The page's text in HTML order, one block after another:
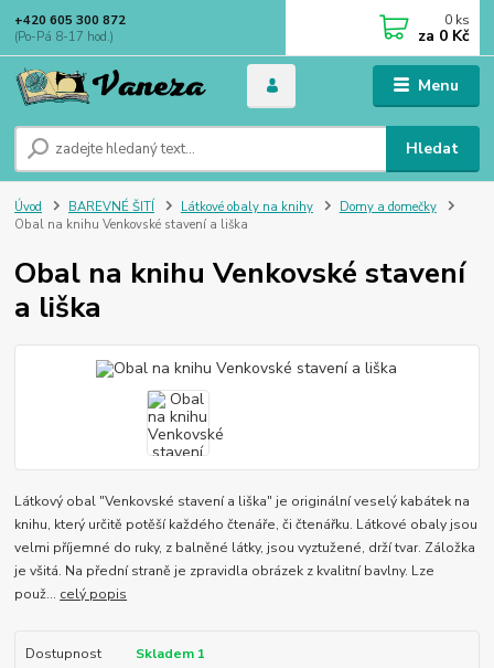
Menu
Hledat
+420 605 300 872
(Po-Pá 8-17 hod.)
0 ks
za 0 Kč
Úvod BAREVNÉ ŠITÍ Látkové obaly na knihy
Domy a domečky
Obal na knihu Venkovské stavení a liška
Obal na knihu Venkovské stavení
a liška
Látkový obal "Venkovské stavení a liška" je originální veselý kabátek na
knihu, který určitě potěší každého čtenáře, či čtenářku. Látkové obaly jsou
velmi příjemné do ruky, z balněné látky, jsou vyztužené, drží tvar. Záložka
je všitá. Na přední straně je zpravidla obrázek z kvalitní bavlny. Lze
použ... celý popis
Dostupnost Skladem 1